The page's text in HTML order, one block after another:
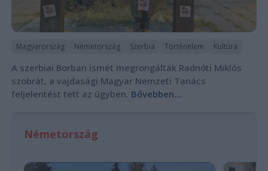
Magyarország Németország Szerbia Történelem Kultúra
A szerbiai Borban ismét megrongálták Radnóti Miklós
szobrát, a vajdasági Magyar Nemzeti Tanács
feljelentést tett az ügyben. Bővebben...
Németország